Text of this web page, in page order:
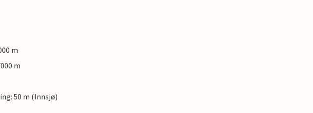
m
m
50 m (Innsjø)